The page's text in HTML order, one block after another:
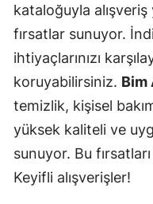
kataloğuyla
fırsatlar sunuyor.
ihtiyaçlarınızı
koruyabilirsiniz. Bim
temizlik, kişisel
yüksek kaliteli ve
sunuyor. Bu
Keyifli alışverişler!